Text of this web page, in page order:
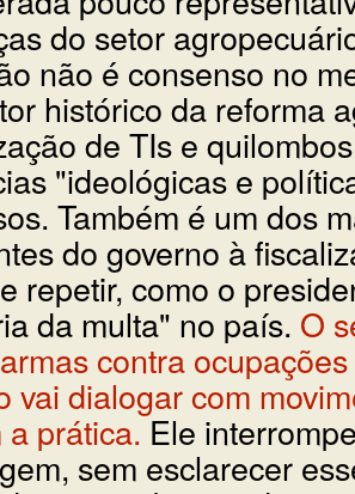
do setor
não é consenso no
histórico da reforma
de TIs e
"ideológicas e
Também é um dos
do governo à
repetir, como o
da multa" no país. O
contra
vai dialogar com
a prática.Ele
sem esclarecer